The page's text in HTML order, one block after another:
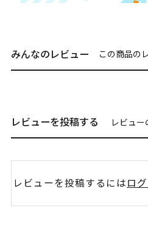
みんなのレビュー この商品の
レビューを投稿する レビュ
レビューを投稿するにはロ